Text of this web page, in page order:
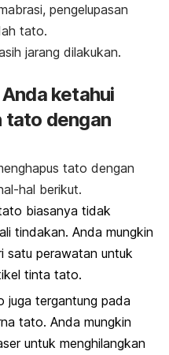
pengelupasan
tato.
jarang dilakukan.
ketahui
tato dengan
tato dengan
hal berikut.
biasanya tidak
tindakan. Anda mungkin
satu perawatan untuk
tinta tato.
juga tergantung pada
tato. Anda mungkin
untuk menghilangkan